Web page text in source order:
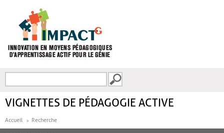
FORMULAIRE DE
VIGNETTES DE PÉDAGOGIE ACTIVE
Accueil Recherche